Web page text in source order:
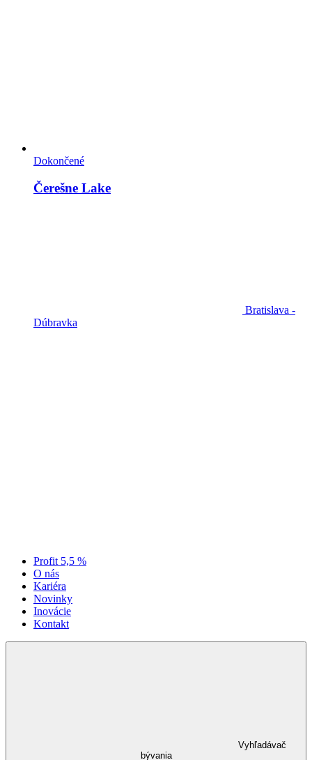
Dokončené
Čerešne Lake
Bratislava -
Dúbravka
Profit 5,5 %
O nás
Kariéra
Novinky
Inovácie
Kontakt
Vyhľadávač
bývania